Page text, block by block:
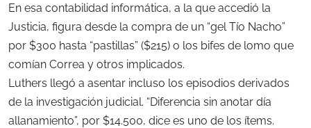
En esa contabilidad informática, a la que accedió la
Justicia, figura desde la compra de un “gel Tío Nacho”
por $300 hasta “pastillas” ($215) o los bifes de lomo que
comían Correa y otros implicados.
Luthers llegó a asentar incluso los episodios derivados
de la investigación judicial. “Diferencia sin anotar día
allanamiento”, por $14.500, dice es uno de los ítems.